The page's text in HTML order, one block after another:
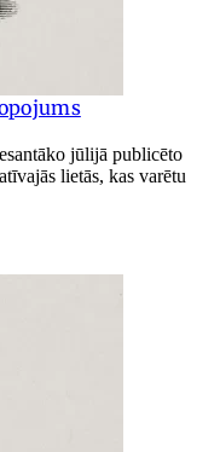
jūlijā publicēto
lietās, kas varētu